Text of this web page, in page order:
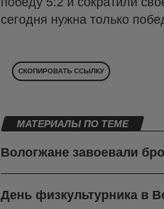
сегодня нужна только
СКОПИРОВАТЬ ССЫЛКУ
МАТЕРИАЛЫ ПО ТЕМЕ
Вологжане завоевали
День физкультурника в